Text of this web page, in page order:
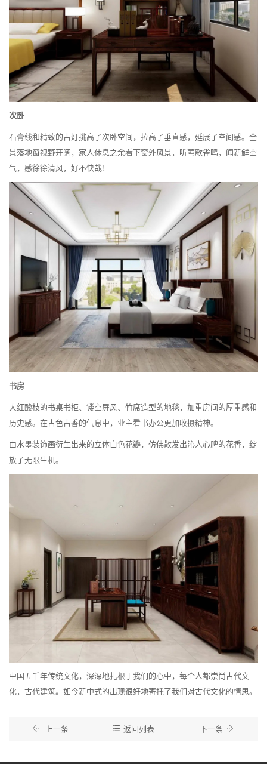
次卧
石膏线和精致的古灯挑高了次卧空间，拉高了垂直感，延展了空间感。全
景落地窗视野开阔，家人休息之余看下窗外风景，听莺歌雀鸣，闻新鲜空
气，感徐徐清风，好不快哉！
书房
大红酸枝的书桌书柜、镂空屏风、竹席造型的地毯，加重房间的厚重感和
历史感。在古色古香的气息中，业主看书办公更加收摄精神。
由水墨装饰画衍生出来的立体白色花瓣，仿佛散发出沁人心脾的花香，绽
放了无限生机。
中国五千年传统文化，深深地扎根于我们的心中，每个人都崇尚古代文
化，古代建筑。如今新中式的出现很好地寄托了我们对古代文化的情思。
上一条 返回列表 下一条